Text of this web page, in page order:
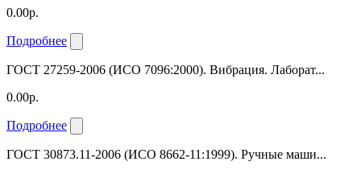
0.00р.
Подробнее
ГОСТ 27259-2006 (ИСО 7096:2000). Вибрация. Лаборат...
0.00р.
Подробнее
ГОСТ 30873.11-2006 (ИСО 8662-11:1999). Ручные маши...